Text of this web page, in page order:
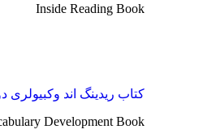
Inside Reading Book
کتاب ریدینگ اند وکبیولری
Development Book